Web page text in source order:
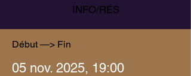
INFO/RÉS
Début —> Fin
05 nov. 2025, 19:00